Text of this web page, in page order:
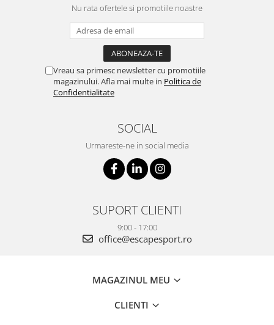
Nu rata ofertele si promotiile noastre
Vreau sa primesc newsletter cu promotiile
magazinului. Afla mai multe in Politica de
Confidentialitate
SOCIAL
Urmareste-ne in social media
SUPORT CLIENTI
9:00 - 17:00
office@escapesport.ro
MAGAZINUL MEU
CLIENTI